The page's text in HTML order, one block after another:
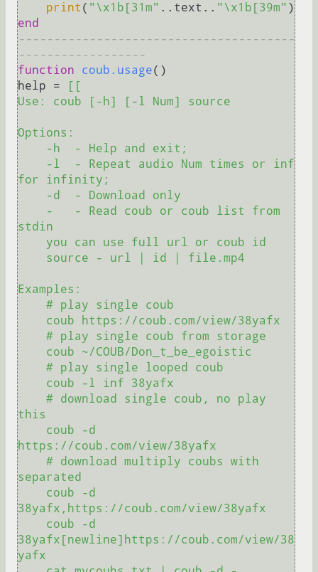
print ( "\x1b[31m" ..text.. "\x1b[39m"
end
---------------------------------------
------------------
function
coub.usage()
help =
[[
Use: coub [-h] [-l Num] source
Options:
for infinity;
stdin
Examples:
this
https://coub.com/view/38yafx
separated
38yafx,https://coub.com/view/38yafx
38yafx[newline]https://coub.com/view/38
yafx